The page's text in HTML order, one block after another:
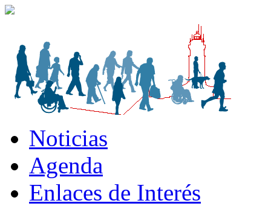
Noticias
Agenda
Enlaces de Interés